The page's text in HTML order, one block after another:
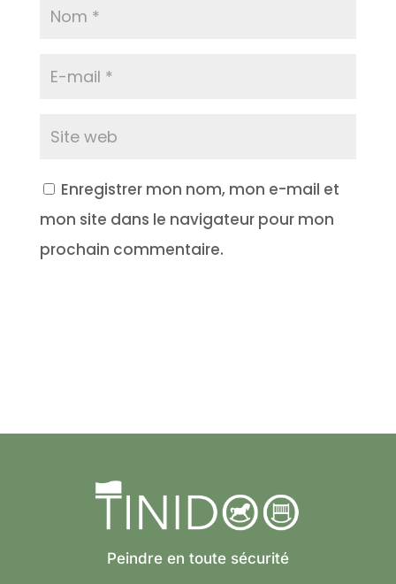
Enregistrer mon nom, mon e-mail et
mon site dans le navigateur pour mon
prochain commentaire.
Peindre en toute sécurité